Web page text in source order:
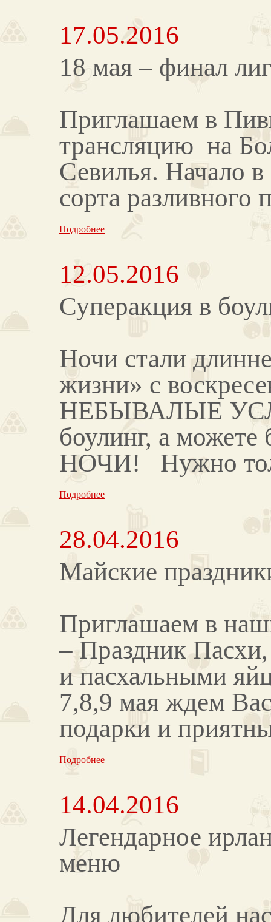
17.05.2016
18 мая – финал
Приглашаем в
трансляцию на
Севилья. Начало
сорта разливного
Подробнее
12.05.2016
Суперакция в
Ночи стали
жизни» с
НЕБЫВАЛЫЕ
боулинг, а можете
НОЧИ! Нужно
Подробнее
28.04.2016
Майские
Приглашаем в
– Праздник
и пасхальными
7,8,9 мая ждем
подарки и
Подробнее
14.04.2016
Легендарное
меню
Для любителей